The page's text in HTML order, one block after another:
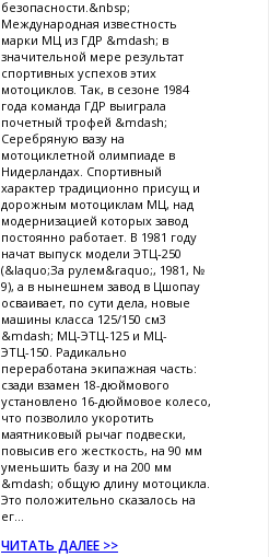
безопасности.&nbsp;
Международная известность
марки МЦ из ГДР &mdash; в
значительной мере результат
спортивных успехов этих
мотоциклов. Так, в сезоне 1984
года команда ГДР выиграла
почетный трофей &mdash;
Серебряную вазу на
мотоциклетной олимпиаде в
Нидерландах. Спортивный
характер традиционно присущ и
дорожным мотоциклам МЦ, над
модернизацией которых завод
постоянно работает. В 1981 году
начат выпуск модели ЭТЦ-250
(&laquo;За рулем&raquo;, 1981, №
9), а в нынешнем завод в Цшопау
осваивает, по сути дела, новые
машины класса 125/150 см3
&mdash; МЦ-ЭТЦ-125 и МЦ-
ЭТЦ-150. Радикально
переработана экипажная часть:
сзади взамен 18-дюймового
установлено 16-дюймовое колесо,
что позволило укоротить
маятниковый рычаг подвески,
повысив его жесткость, на 90 мм
уменьшить базу и на 200 мм
&mdash; общую длину мотоцикла.
Это положительно сказалось на
ег...
ЧИТАТЬ ДАЛЕЕ >>